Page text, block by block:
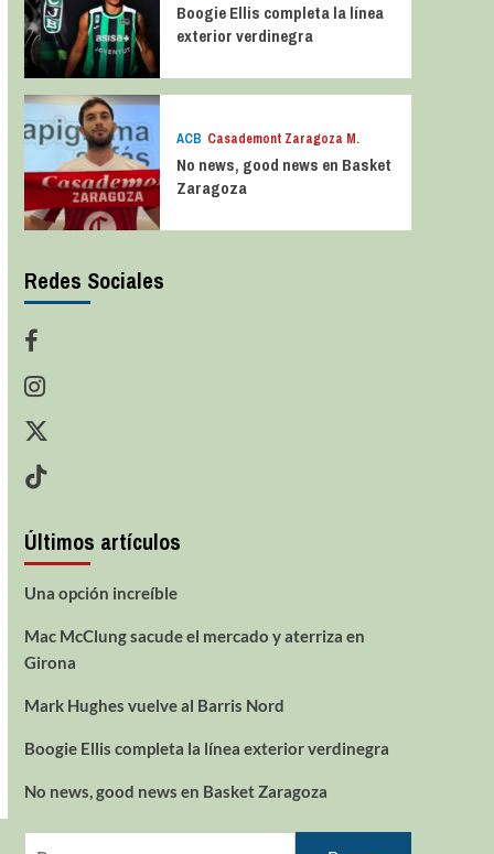
Boogie Ellis completa la línea
exterior verdinegra
ACB Casademont Zaragoza M.
No news, good news en Basket
Zaragoza
Redes Sociales
Últimos artículos
Una opción increíble
Mac McClung sacude el mercado y aterriza en
Girona
Mark Hughes vuelve al Barris Nord
Boogie Ellis completa la línea exterior verdinegra
No news, good news en Basket Zaragoza